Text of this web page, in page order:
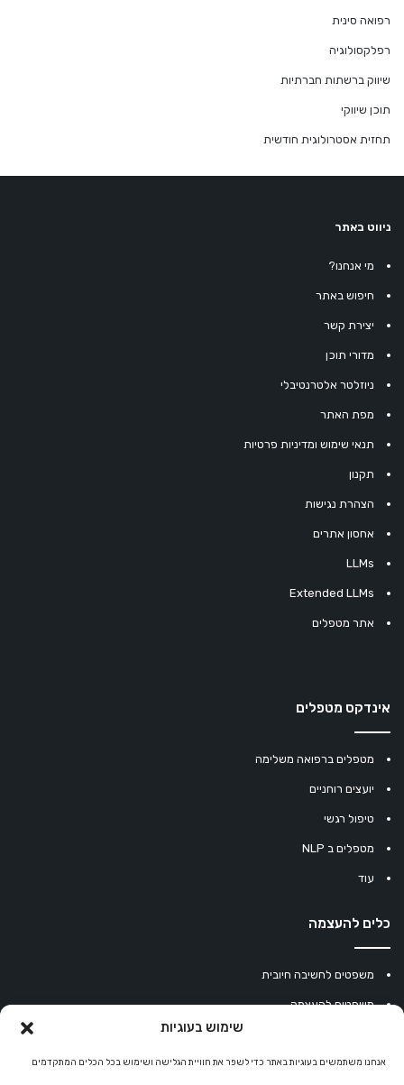
שימוש בעוגיות
אנחנו משתמשים בעוגיות באתר כדי לשפר את חוויית הגלישה ושימוש בכל הכלים המתקדמים
רפואה סינית
רפלקסולוגיה
שיווק ברשתות חברתיות
תוכן שיווקי
תחזית אסטרולוגית חודשית
ניווט באתר
מי אנחנו?
חיפוש באתר
יצירת קשר
מדורי תוכן
ניוזלטר אלטרנטיבלי
מפת האתר
תנאי שימוש ומדיניות פרטיות
תקנון
הצהרת נגישות
אחסון אתרים
LLMs
Extended LLMs
אתר מטפלים
אינדקס מטפלים
מטפלים ברפואה משלימה
יועצים רוחניים
טיפול רגשי
מטפלים ב NLP
עוד
כלים להעצמה
משפטים לחשיבה חיובית
משפטים להעצמה
מחשבון נומרולוגיה